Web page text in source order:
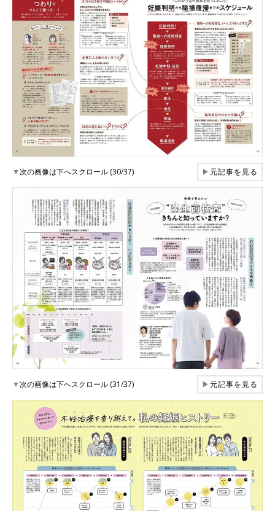
▼次の画像は下へスクロール (30/37) ▶元記事を見る
▼次の画像は下へスクロール (31/37) ▶元記事を見る